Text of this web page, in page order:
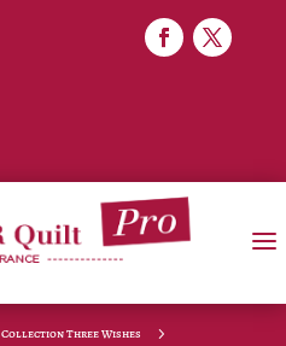
Collection Three Wishes 5